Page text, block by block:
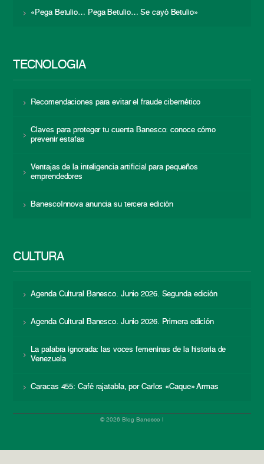
«Pega Betulio… Pega Betulio… Se cayó Betulio»
TECNOLOGÍA
Recomendaciones para evitar el fraude cibernético
Claves para proteger tu cuenta Banesco: conoce cómo
prevenir estafas
Ventajas de la inteligencia artificial para pequeños
emprendedores
BanescoInnova anuncia su tercera edición
CULTURA
Agenda Cultural Banesco. Junio 2026. Segunda edición
Agenda Cultural Banesco. Junio 2026. Primera edición
La palabra ignorada: las voces femeninas de la historia de
Venezuela
Caracas 455: Café rajatabla, por Carlos «Caque» Armas
© 2026 Blog Banesco |